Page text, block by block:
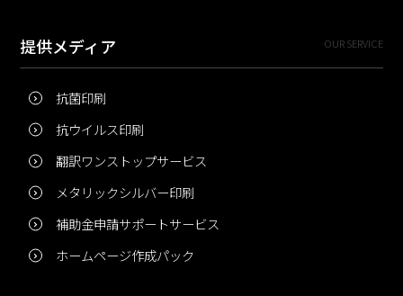
提供メディア OUR SERVICE
抗菌印刷
抗ウイルス印刷
翻訳ワンストップサービス
メタリックシルバー印刷
補助金申請サポートサービス
ホームページ作成パック